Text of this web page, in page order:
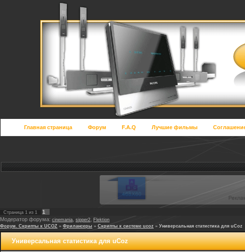
Главная страница Форум F.A.Q Лучшие фильмы
Страница 1 из 1
1
Модератор форума: cinemania sipper2
Flektion
Форум. Скрипты к UCOZ » Фрилансеры » Скрипты к системе ucoz » Универсальная статистика для uCoz
Универсальная статистика для uCoz